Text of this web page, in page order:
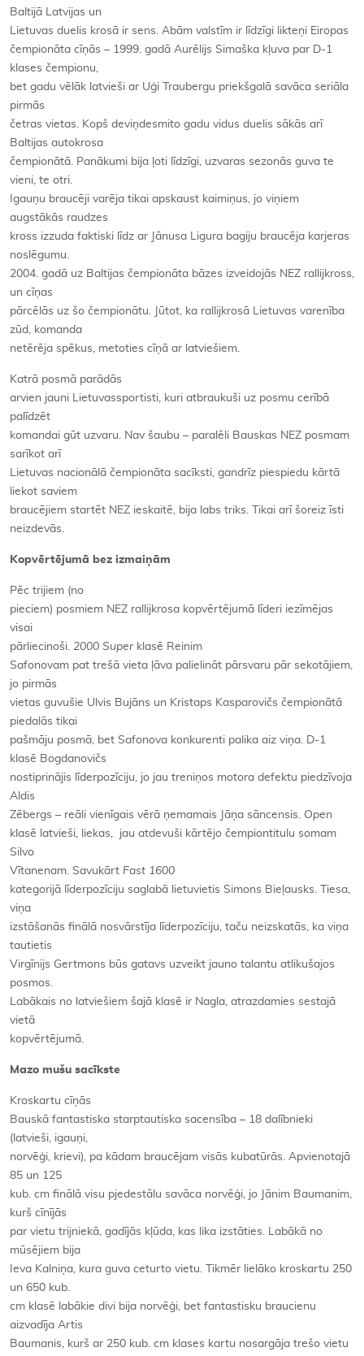
Baltijā Latvijas un
Lietuvas duelis krosā ir sens. Abām valstīm ir līdzīgi likteņi Eiropas
čempionāta cīņās – 1999. gadā Aurēlijs Simaška kļuva par D-1
klases čempionu,
bet gadu vēlāk latvieši ar Uģi Traubergu priekšgalā savāca seriāla
pirmās
četras vietas. Kopš deviņdesmito gadu vidus duelis sākās arī
Baltijas autokrosa
čempionātā. Panākumi bija ļoti līdzīgi, uzvaras sezonās guva te
vieni, te otri.
Igauņu braucēji varēja tikai apskaust kaimiņus, jo viņiem
augstākās raudzes
kross izzuda faktiski līdz ar Jānusa Ligura bagiju braucēja karjeras
noslēgumu.
2004. gadā uz Baltijas čempionāta bāzes izveidojās NEZ rallijkross,
un cīņas
pārcēlās uz šo čempionātu. Jūtot, ka rallijkrosā Lietuvas varenība
zūd, komanda
netērēja spēkus, metoties cīņā ar latviešiem.
Katrā posmā parādās
arvien jauni Lietuvassportisti, kuri atbraukuši uz posmu cerībā
palīdzēt
komandai gūt uzvaru. Nav šaubu – paralēli Bauskas NEZ posmam
sarīkot arī
Lietuvas nacionālā čempionāta sacīksti, gandrīz piespiedu kārtā
liekot saviem
braucējiem startēt NEZ ieskaitē, bija labs triks. Tikai arī šoreiz īsti
neizdevās.
Kopvērtējumā bez izmaiņām
Pēc trijiem (no
pieciem) posmiem NEZ rallijkrosa kopvērtējumā līderi iezīmējas
visai
pārliecinoši. 2000 Superklasē Reinim
Safonovam pat trešā vieta ļāva palielināt pārsvaru pār sekotājiem,
jo pirmās
vietas guvušie Ulvis Bujāns un Kristaps Kasparovičs čempionātā
piedalās tikai
pašmāju posmā, bet Safonova konkurenti palika aiz viņa. D-1
klasē Bogdanovičs
nostiprinājis līderpozīciju, jo jau treniņos motora defektu piedzīvoja
Aldis
Zēbergs – reāli vienīgais vērā ņemamais Jāņa sāncensis. Open
klasē latvieši, liekas, jau atdevuši kārtējo čempiontitulu somam
Silvo
Vītanenam. Savukārt Fast 1600
kategorijā līderpozīciju saglabā lietuvietis Simons Bieļausks. Tiesa,
viņa
izstāšanās finālā nosvārstīja līderpozīciju, taču neizskatās, ka viņa
tautietis
Virgīnijs Gertmons būs gatavs uzveikt jauno talantu atlikušajos
posmos.
Labākais no latviešiem šajā klasē ir Nagla, atrazdamies sestajā
vietā
kopvērtējumā.
Mazo mušu sacīkste
Kroskartu cīņās
Bauskā fantastiska starptautiska sacensība – 18 dalībnieki
(latvieši, igauņi,
norvēģi, krievi), pa kādam braucējam visās kubatūrās. Apvienotajā
85 un 125
kub. cm finālā visu pjedestālu savāca norvēģi, jo Jānim Baumanim,
kurš cīnījās
par vietu trijniekā, gadījās kļūda, kas lika izstāties. Labākā no
mūsējiem bija
Ieva Kalniņa, kura guva ceturto vietu. Tikmēr lielāko kroskartu 250
un 650 kub.
cm klasē labākie divi bija norvēģi, bet fantastisku braucienu
aizvadīja Artis
Baumanis, kurš ar 250 kub. cm klases kartu nosargāja trešo vietu